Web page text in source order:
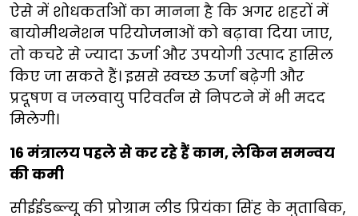
ऐसे में शोधकर्ताओं का मानना है कि अगर शहरों में
बायोमीथनेशन परियोजनाओं को बढ़ावा दिया जाए,
तो कचरे से ज्यादा ऊर्जा और उपयोगी उत्पाद हासिल
किए जा सकते हैं। इससे स्वच्छ ऊर्जा बढ़ेगी और
प्रदूषण व जलवायु परिवर्तन से निपटने में भी मदद
मिलेगी।
16 मंत्रालय पहले से कर रहे हैं काम, लेकिन समन्वय
की कमी
सीईईडब्ल्यू की प्रोग्राम लीड प्रियंका सिंह के मुताबिक,